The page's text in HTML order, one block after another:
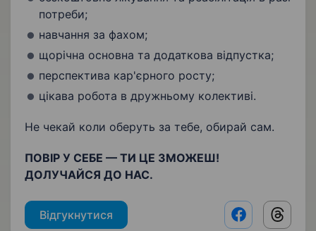
потреби;
навчання за фахом;
щорічна основна та додаткова відпустка;
перспектива кар'єрного росту;
цікава робота в дружньому колективі.
Не чекай коли оберуть за тебе, обирай сам.
ПОВІР У СЕБЕ — ТИ ЦЕ ЗМОЖЕШ!
ДОЛУЧАЙСЯ ДО НАС.
Відгукнутися Facebook